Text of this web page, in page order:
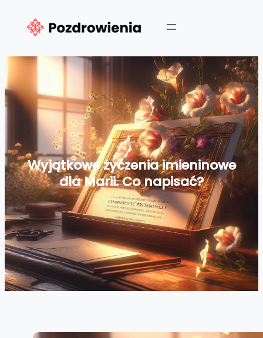
Wyjątkowe życzenia imieninowe
dla Marii. Co napisać?